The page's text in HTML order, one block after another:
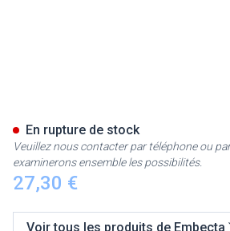
27,30 €
En rupture de stock
Veuillez nous contacter par téléphone ou
examinerons ensemble les possibilités.
Voir tous les produits de Embecta